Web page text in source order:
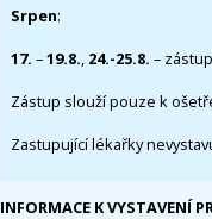
Srpen:
17. –19.8., 24.-25.8. –
Zástup slouží pouze k
Zastupující lékařky
INFORMACE K VYSTAVENÍ